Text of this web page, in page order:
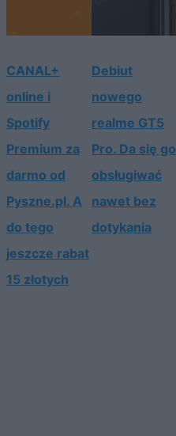
CANAL+
online i
Spotify
Premium za
darmo od
Pyszne.pl. A
do tego
jeszcze rabat
15 złotych
Debiut
nowego
realme GT5
Pro. Da się go
obsługiwać
nawet bez
dotykania